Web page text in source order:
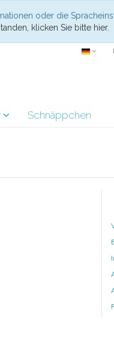
oder die
klicken Sie bitte hier.
Schnäppchen